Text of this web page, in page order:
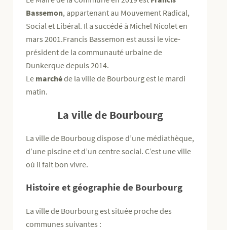
Bassemon, appartenant au Mouvement Radical,
Social et Libéral. Il a succédé à Michel Nicolet en
mars 2001.Francis Bassemon est aussi le vice-
président de la communauté urbaine de
Dunkerque depuis 2014.
Le marchéde la ville de Bourbourg est le mardi
matin.
La ville de Bourbourg
La ville de Bourboug dispose d’une médiathèque,
d’une piscine et d’un centre social. C’est une ville
où il fait bon vivre.
Histoire et géographie de Bourbourg
La ville de Bourbourg est située proche des
communes suivantes :